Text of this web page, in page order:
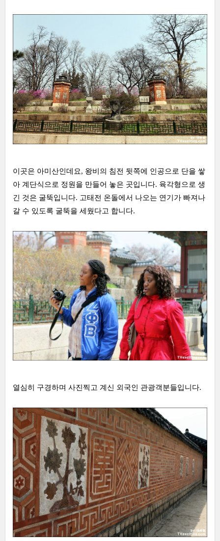
이곳은 아미산인데요, 왕비의 침전 뒷쪽에 인공으로 단을 쌓
아 계단식으로 정원을 만들어 놓은 곳입니다. 육각형으로 생
긴 것은 굴뚝입니다. 고태전 온돌에서 나오는 연기가 빠져나
갈 수 있도록 굴뚝을 세웠다고 합니다.
열심히 구경하며 사진찍고 계신 외국인 관광객분들입니다.